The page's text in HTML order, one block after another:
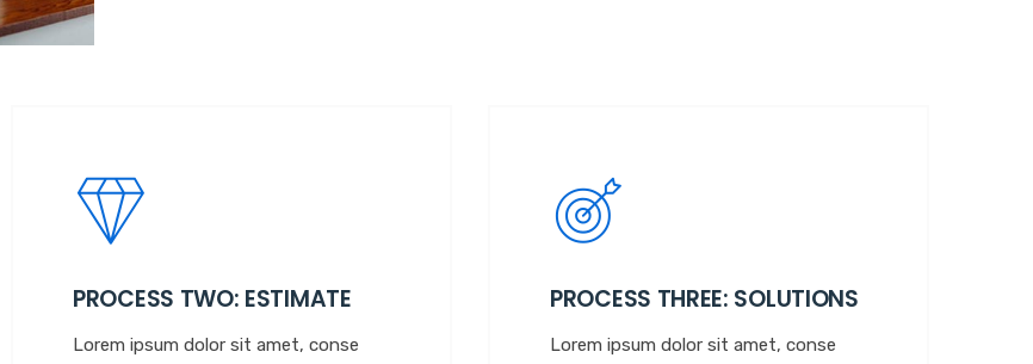
PROCESS TWO: ESTIMATE
Lorem ipsum dolor sit amet, conse
PROCESS THREE: SOLUTIONS
Lorem ipsum dolor sit amet, conse